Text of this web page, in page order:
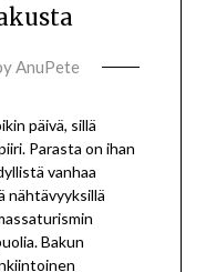
AnuPete
päivä, sillä
Parasta on ihan
vanhaa
nähtävyyksillä
Bakun